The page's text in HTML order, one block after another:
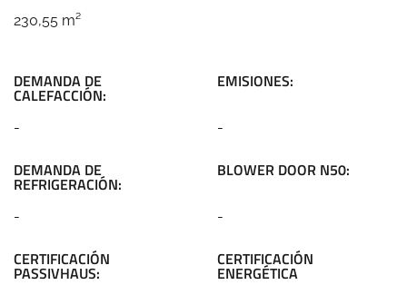
230,55 m²
DEMANDA DE
CALEFACCIÓN:
-
EMISIONES:
-
DEMANDA DE
REFRIGERACIÓN:
-
BLOWER DOOR N50:
-
CERTIFICACIÓN
PASSIVHAUS:
CERTIFICACIÓN
ENERGÉTICA